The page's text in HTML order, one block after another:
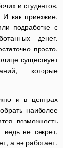
и студентов.
как приезжие,
подработке с
денег.
просто.
существует
которые
и в центрах
наиболее
возможность
ведь не секрет,
а не работает.